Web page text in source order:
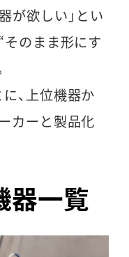
が欲しい」とい
そのまま形にす
、上位機器か
カーと製品化
器一覧